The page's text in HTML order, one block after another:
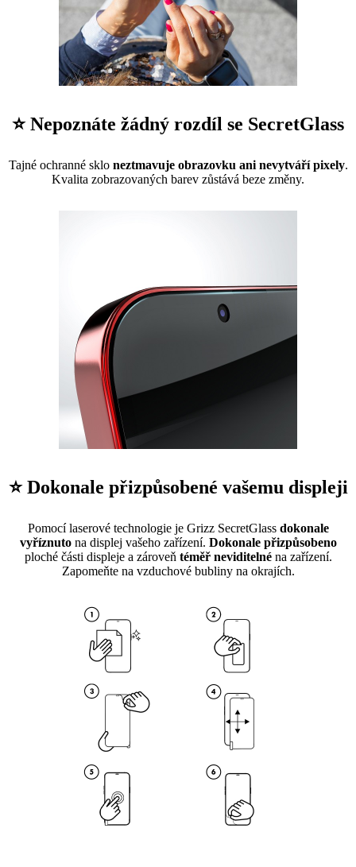
⭐ Nepoznáte žádný rozdíl se SecretGlass
Tajné ochranné sklo neztmavuje obrazovku ani nevytváří pixely.
Kvalita zobrazovaných barev zůstává beze změny.
⭐ Dokonale přizpůsobené vašemu displeji
Pomocí laserové technologie je Grizz SecretGlass dokonale
vyříznutona displej vašeho zařízení. Dokonale přizpůsobeno
ploché části displeje a zároveň téměř neviditelnéna zařízení.
Zapomeňte na vzduchové bubliny na okrajích.